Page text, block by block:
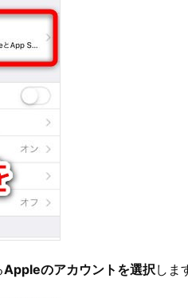
Appleのアカウントを選択 しま